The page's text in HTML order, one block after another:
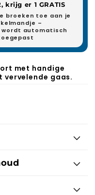
krijg er 1 GRATIS
broeken toe aan je
–
automatisch
met handige
vervelende gaas.